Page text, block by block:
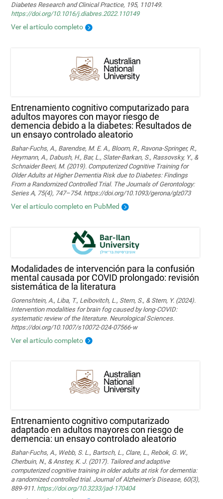
Diabetes Research and Clinical Practice, 195, 110149.
https://doi.org/10.1016/j.diabres.2022.110149
Ver el artículo completo
Entrenamiento cognitivo computarizado para
adultos mayores con mayor riesgo de
demencia debido a la diabetes: Resultados de
un ensayo controlado aleatorio
Bahar-Fuchs, A., Barendse, M. E. A., Bloom, R., Ravona-Springer, R.,
Heymann, A., Dabush, H., Bar, L., Slater-Barkan, S., Rassovsky, Y., &
Schnaider Beeri, M. (2019). Computerized Cognitive Training for
Older Adults at Higher Dementia Risk due to Diabetes: Findings
From a Randomized Controlled Trial. The Journals of Gerontology:
Series A, 75(4), 747–754. https://doi.org/10.1093/gerona/glz073
Ver el artículo completo en PubMed
Modalidades de intervención para la confusión
mental causada por COVID prolongado: revisión
sistemática de la literatura
Gorenshtein, A., Liba, T., Leibovitch, L., Stern, S., & Stern, Y. (2024).
Intervention modalities for brain fog caused by long‑COVID:
systematic review of the literature. Neurological Sciences.
https://doi.org/10.1007/s10072-024-07566-w
Ver el artículo completo
Entrenamiento cognitivo computarizado
adaptado en adultos mayores con riesgo de
demencia: un ensayo controlado aleatorio
Bahar-Fuchs, A., Webb, S. L., Bartsch, L., Clare, L., Rebok, G. W.,
Cherbuin, N., & Anstey, K. J. (2017). Tailored and adaptive
computerized cognitive training in older adults at risk for dementia:
a randomized controlled trial. Journal of Alzheimer’s Disease, 60(3),
889-911. https://doi.org/10.3233/jad-170404